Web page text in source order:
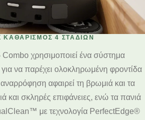
ΚΑΘΑΡΙΣΜΌΣ 4 ΣΤΑΔΊΩΝ
χρησιμοποιεί ένα σύστημα
να παρέχει ολοκληρωμένη φροντίδα
αφαιρεί τη βρωμιά και τα
και σκληρές επιφάνειες, ενώ τα πανιά
με τεχνολογία PerfectEdge®